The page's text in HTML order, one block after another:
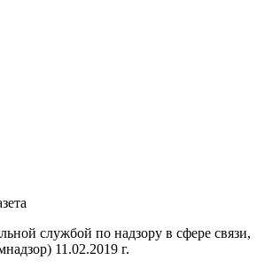
службой по надзору в сфере связи,
11.02.2019 г.